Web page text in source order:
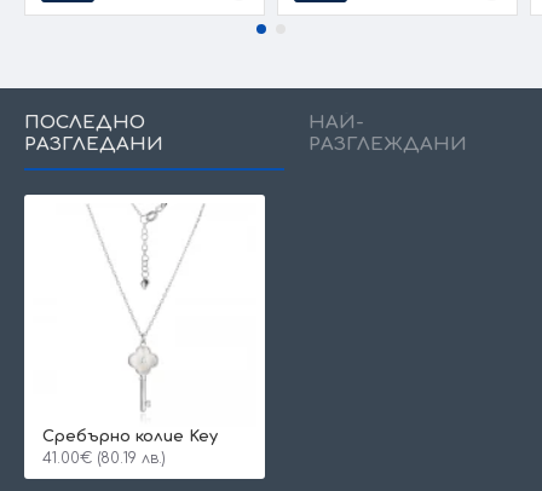
ПОСЛЕДНО
РАЗГЛЕДАНИ
НАЙ-
РАЗГЛЕЖДАНИ
Сребърно колие Key
41.00€ (80.19 лв.)